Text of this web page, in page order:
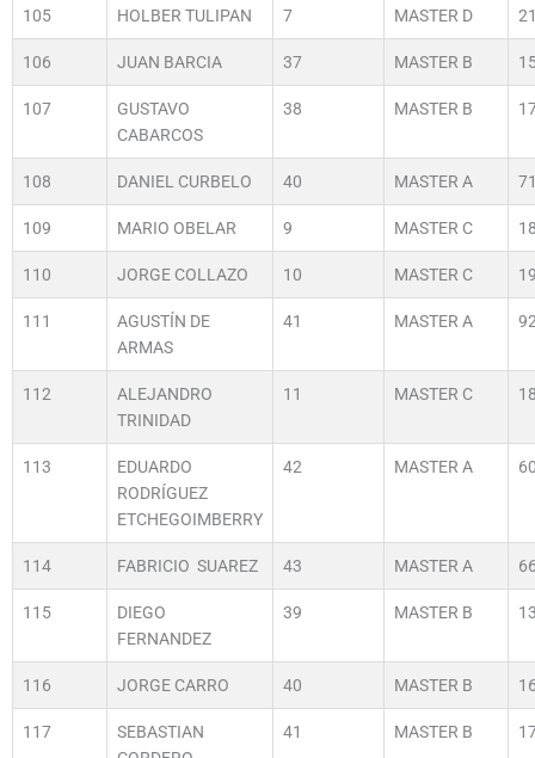
105 HOLBER TULIPAN 7 MASTER D
106 JUAN BARCIA 37 MASTER B
107
GUSTAVO
CABARCOS
38 MASTER B
108 DANIEL CURBELO 40 MASTER A
109 MARIO OBELAR 9 MASTER C
110 JORGE COLLAZO 10 MASTER C
111
AGUSTÍN DE
ARMAS
41 MASTER A
112
ALEJANDRO
TRINIDAD
11 MASTER C
113
EDUARDO
RODRÍGUEZ
ETCHEGOIMBERRY
42 MASTER A
114 FABRICIO SUAREZ 43 MASTER A
115
DIEGO
FERNANDEZ
39 MASTER B
116 JORGE CARRO 40 MASTER B
117
SEBASTIAN
41 MASTER B